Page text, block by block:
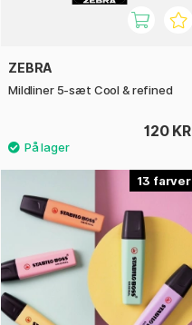
ZEBRA
Mildliner 5-sæt Cool & refined
120 KR
13